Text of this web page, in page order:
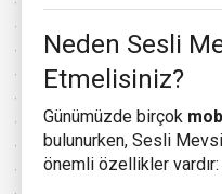
Neden Sesli
Etmelisiniz?
Günümüzde birçok
bulunurken, Sesli
önemli özellikler vardır: